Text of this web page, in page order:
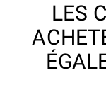
LES